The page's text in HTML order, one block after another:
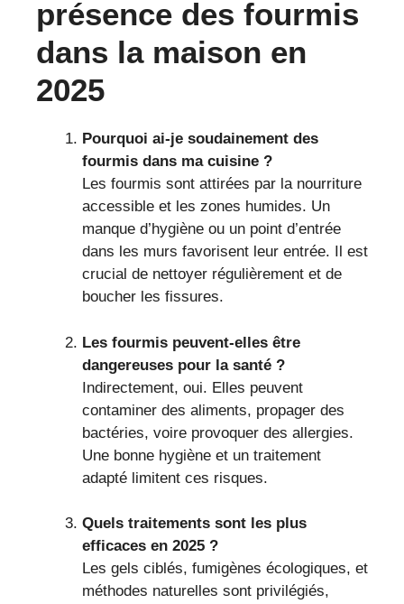
présence des fourmis
dans la maison en
2025
Pourquoi ai-je soudainement des
fourmis dans ma cuisine ?
Les fourmis sont attirées par la nourriture
accessible et les zones humides. Un
manque d’hygiène ou un point d’entrée
dans les murs favorisent leur entrée. Il est
crucial de nettoyer régulièrement et de
boucher les fissures.
Les fourmis peuvent-elles être
dangereuses pour la santé ?
Indirectement, oui. Elles peuvent
contaminer des aliments, propager des
bactéries, voire provoquer des allergies.
Une bonne hygiène et un traitement
adapté limitent ces risques.
Quels traitements sont les plus
efficaces en 2025 ?
Les gels ciblés, fumigènes écologiques, et
méthodes naturelles sont privilégiés,